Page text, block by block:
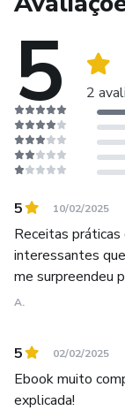
9 - Planilha de
rentáveis para
de trabalho e
enrolação.
5 2
5 10/02/2025
Receitas
interessantes
me surpreendeu
A.
5 02/02/2025
Ebook muito
explicada!